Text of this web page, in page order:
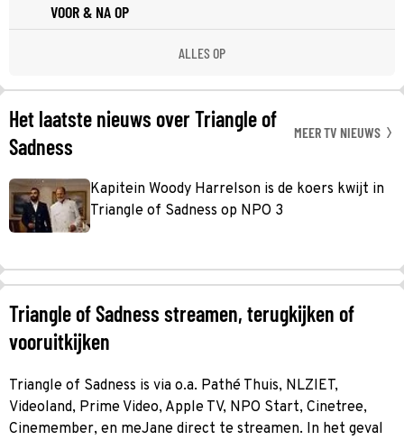
VOOR & NA OP
ALLES OP
Het laatste nieuws over Triangle of
Sadness
MEER TV NIEUWS
Kapitein Woody Harrelson is de koers kwijt in
Triangle of Sadness op NPO 3
Triangle of Sadness streamen, terugkijken of
vooruitkijken
Triangle of Sadness is via o.a. Pathé Thuis, NLZIET,
Videoland, Prime Video, Apple TV, NPO Start, Cinetree,
Cinemember, en meJane direct te streamen. In het geval